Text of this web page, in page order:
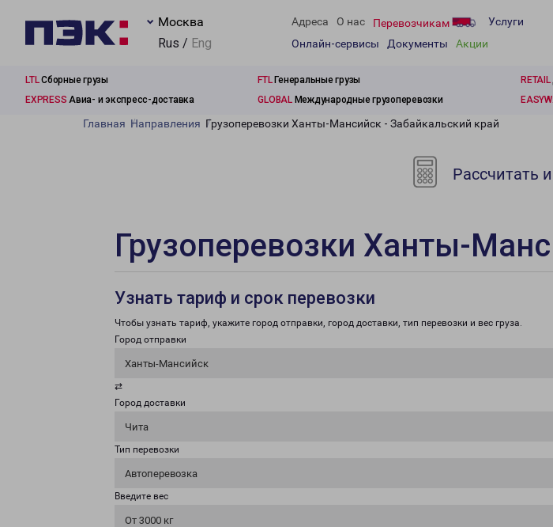
Москва
Rus / Eng
Адреса О нас Перевозчикам
Услуги
Онлайн-сервисы
Документы Акции
LTLСборные грузы FTLГенеральные грузы RETAIL
EXPRESS Авиа- и экспресс-доставка GLOBALМеждународные грузоперевозки
Главная Направления Грузоперевозки Ханты-Мансийск - Забайкальский край
Рассчитать
Грузоперевозки Ханты-
Узнать тариф и срок перевозки
Чтобы узнать тариф, укажите город отправки, город доставки, тип перевозки и вес груза.
Город отправки
Ханты-Мансийск
⇄
Город доставки
Чита
Тип перевозки
Автоперевозка
Введите вес
От 3000 кг